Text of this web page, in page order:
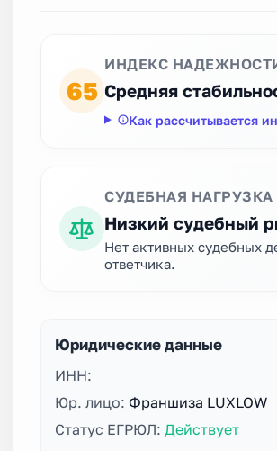
65
ИНДЕКС
Средняя
Как рассчитывается
СУДЕБНАЯ НАГРУЗКА
Низкий судебный
Нет активных судебных
ответчика.
Юридические данные
ИНН:
Юр. лицо: Франшиза LUXLOW
Статус ЕГРЮЛ: Действует